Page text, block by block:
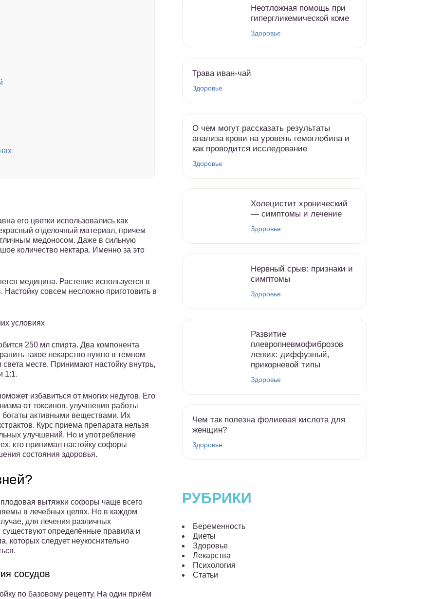
его цветки использовались как
отделочный материал, причем
медоносом. Даже в сильную
количество нектара. Именно за это
медицина. Растение используется в
Настойку совсем несложно приготовить в
условиях
250 мл спирта. Два компонента
такое лекарство нужно в темном
месте. Принимают настойку внутрь,
1:1.
избавиться от многих недугов. Его
от токсинов, улучшения работы
богаты активными веществами. Их
Курс приема препарата нельзя
улучшений. Но и употребление
кто принимал настойку софоры
состояния здоровья.
плодовая вытяжки софоры чаще всего
в лечебных целях. Но в каждом
для лечения различных
существуют определённые правила и
которых следует неукоснительно
сосудов
по базовому рецепту. На один приём
Неотложная помощь при
гипергликемической коме
Здоровье
Трава иван-чай
Здоровье
О чем могут рассказать результаты
анализа крови на уровень гемоглобина и
как проводится исследование
Здоровье
Холецистит хронический
— симптомы и лечение
Здоровье
Нервный срыв: признаки и
симптомы
Здоровье
Развитие
плевропневмофиброзов
легких: диффузный,
прикорневой типы
Здоровье
Чем так полезна фолиевая кислота для
женщин?
Здоровье
РУБРИКИ
Беременность
Диеты
Здоровье
Лекарства
Психология
Статьи